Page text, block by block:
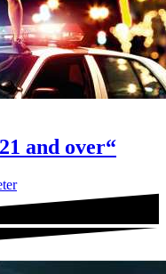
and over“